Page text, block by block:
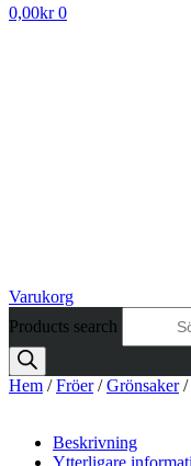
0,00kr 0
Varukorg
Products search
Hem /Fröer/Grönsaker/
Beskrivning